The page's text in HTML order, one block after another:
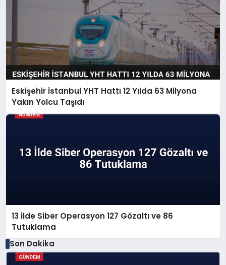
Eskişehir İstanbul YHT Hattı 12 Yılda 63 Milyona
Yakın Yolcu Taşıdı
13 İlde Siber Operasyon 127 Gözaltı ve 86
Tutuklama
Son Dakika